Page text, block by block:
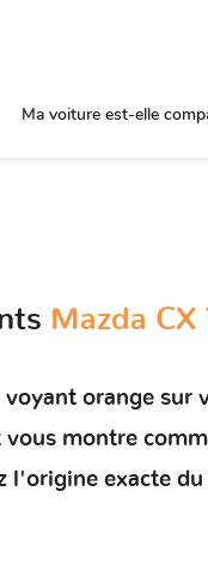
Ma voiture est-elle
Mazda
voyant orange sur
vous montre
l'origine exacte